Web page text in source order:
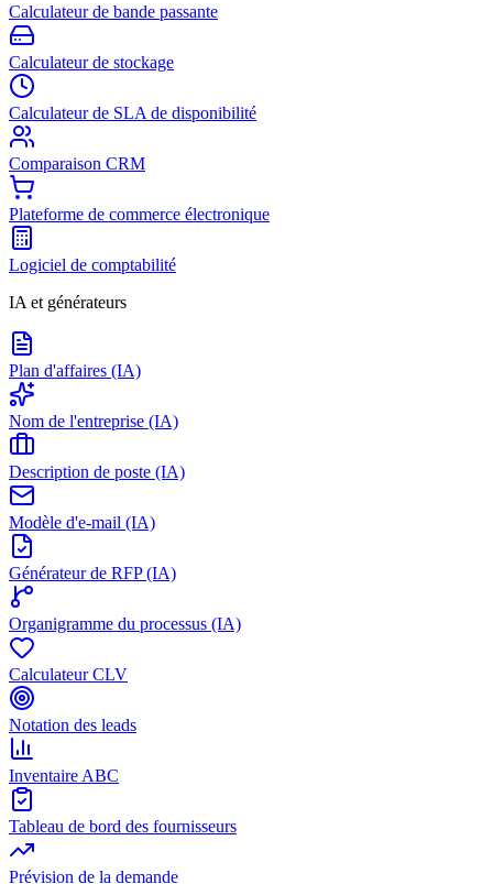
Calculateur de bande passante
Calculateur de stockage
Calculateur de SLA de disponibilité
Comparaison CRM
Plateforme de commerce électronique
Logiciel de comptabilité
IA et générateurs
Plan d'affaires (IA)
Nom de l'entreprise (IA)
Description de poste (IA)
Modèle d'e-mail (IA)
Générateur de RFP (IA)
Organigramme du processus (IA)
Calculateur CLV
Notation des leads
Inventaire ABC
Tableau de bord des fournisseurs
Prévision de la demande